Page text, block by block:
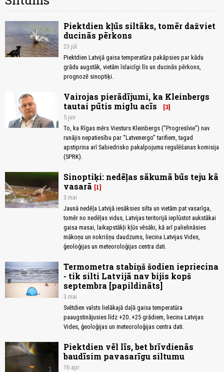
Piektdien kļūs siltāks, tomēr dažviet
ducinās pērkons
23.jūl
Piektdien Latvijā gaisa temperatūra pakāpsies par kādu
grādu augstāk, vietām īslaicīgi līs un ducinās pērkons,
prognozē sinoptiķi.
Vairojas pierādījumi, ka Kleinbergs
tautai pūtis miglu acīs
3
5.jun
To, ka Rīgas mērs Viesturs Kleinbergs (“Progresīvie”) nav
runājis nepatiesību par “Latvenergo” tarifiem, tagad
apstiprina arī Sabiedrisko pakalpojumu regulēšanas komisija
(SPRK).
Sinoptiķi: nedēļas sākumā būs teju kā
vasarā
1
3.mai
Jaunā nedēļa Latvijā iesāksies silta un vietām pat vasarīga,
tomēr no nedēļas vidus, Latvijas teritorijā ieplūstot aukstākai
gaisa masai, laikapstākļi kļūs vēsāki, kā arī palielināsies
mākoņu un nokrišņu daudzums, liecina Latvijas Vides,
ģeoloģijas un meteoroloģijas centra dati.
Termometra stabiņš šodien iepriecina
- tik silti Latvijā nav bijis kopš
septembra [papildināts]
3.mai
Svētdien valsts lielākajā daļā gaisa temperatūra
paaugstinājusies līdz +20..+25 grādiem, liecina Latvijas
Vides, ģeoloģijas un meteoroloģijas centra dati.
Piektdien vēl līs, bet brīvdienās
baudīsim pavasarīgu siltumu
16.apr